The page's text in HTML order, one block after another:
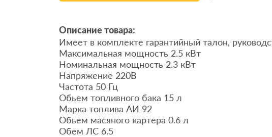
Описание товара:
Имеет в комплекте гарантийный талон,
Максимальная мощность 2.5 кВт
Номинальная мощность 2.3 кВт
Напряжение 220В
Частота 50 Гц
Обьем топливного бака 15 л
Марка топлива АИ 92
Обьем масяного картера 0.6 л
Обем ЛС 6.5